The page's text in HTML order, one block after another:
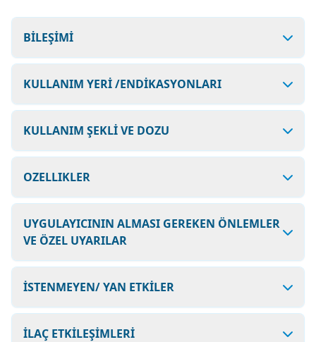
BİLEŞİMİ
KULLANIM YERİ /ENDİKASYONLARI
KULLANIM ŞEKLİ VE DOZU
OZELLIKLER
UYGULAYICININ ALMASI GEREKEN ÖNLEMLER
VE ÖZEL UYARILAR
İSTENMEYEN/ YAN ETKİLER
İLAÇ ETKİLEŞİMLERİ